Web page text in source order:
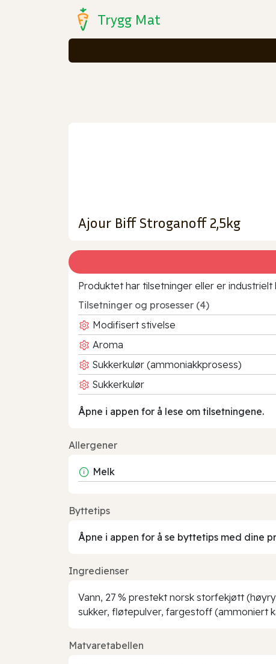
Trygg Mat
Ajour Biff Stroganoff 2,5kg
Produktet har tilsetninger eller er
Tilsetninger og prosesser (4)
Modifisert stivelse
Aroma
Sukkerkulør (ammoniakkprosess)
Sukkerkulør
Åpne i appen for å lese om tilsetningene.
Allergener
Melk
Byttetips
Åpne i appen for å se byttetips med dine
Ingredienser
Vann, 27 % prestekt norsk storfekjøtt
sukker, fløtepulver, fargestoff (ammoniert
Matvaretabellen